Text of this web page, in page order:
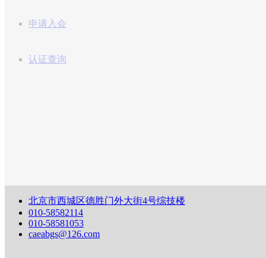
申请入会
认证查询
北京市西城区德胜门外大街4号综技楼
010-58582114
010-58581053
caeabgs@126.com